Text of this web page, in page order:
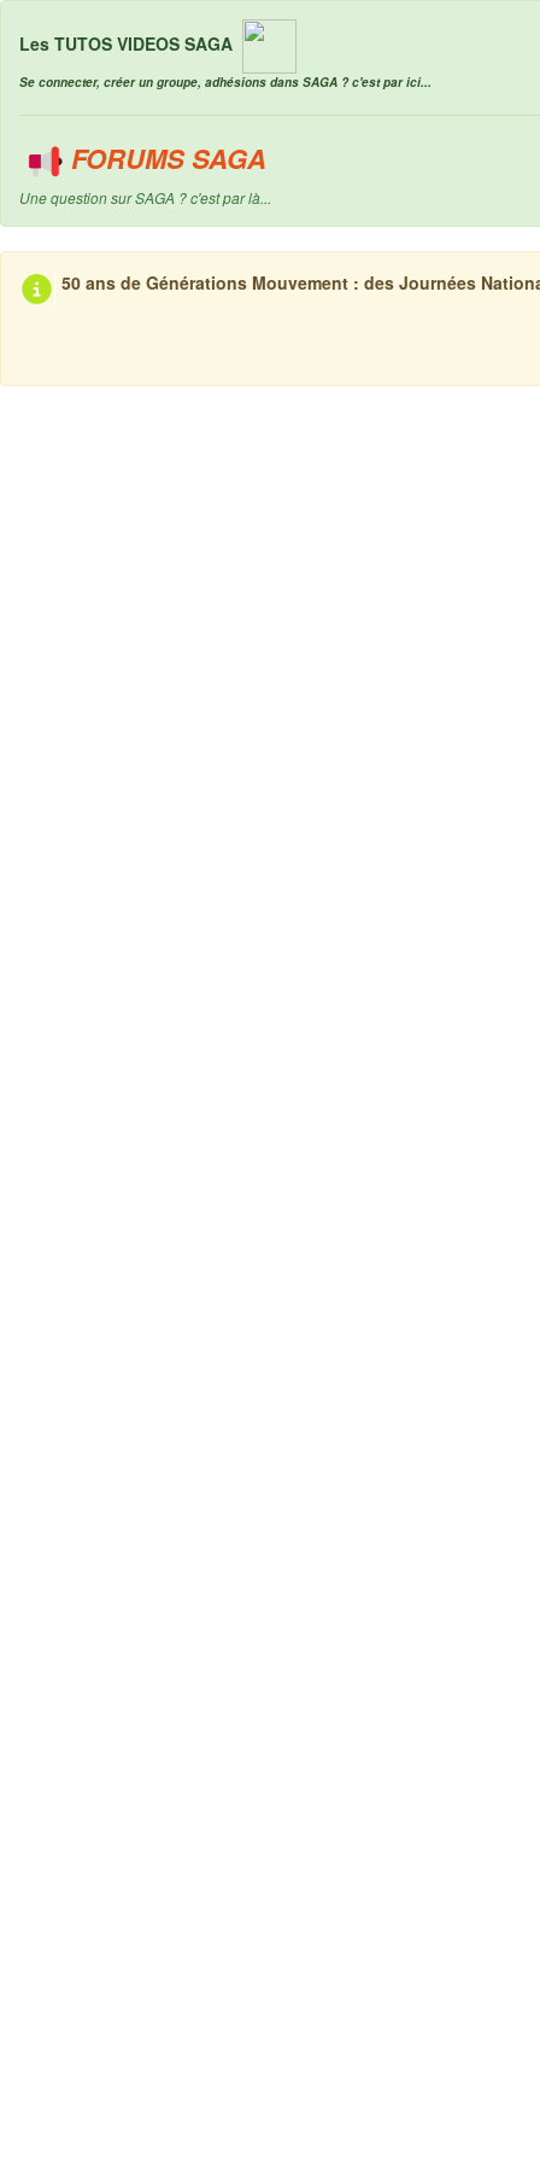
Les TUTOS VIDEOS SAGA
Se connecter, créer un groupe, adhésions dans SAGA ? c'est par ici...
FORUMS SAGA
Une question sur SAGA ? c'est par là...
50 ans de Générations Mouvement : des Journées